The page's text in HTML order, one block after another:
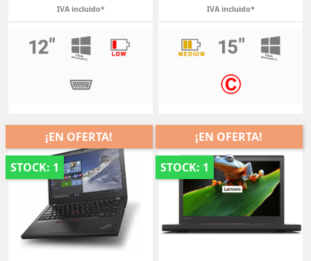
IVA incluido* IVA incluido*
¡EN OFERTA!
STOCK: 1
¡EN OFERTA!
STOCK: 1